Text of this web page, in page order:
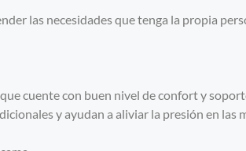
las necesidades que tenga la propia
cuente con buen nivel de confort y
y ayudan a aliviar la presión en las